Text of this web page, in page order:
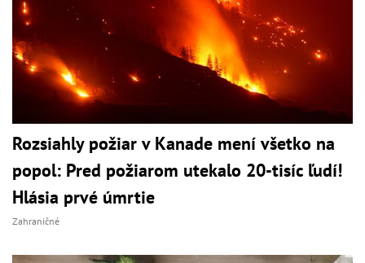
Rozsiahly požiar v Kanade mení všetko na
popol: Pred požiarom utekalo 20-tisíc ľudí!
Hlásia prvé úmrtie
Zahraničné